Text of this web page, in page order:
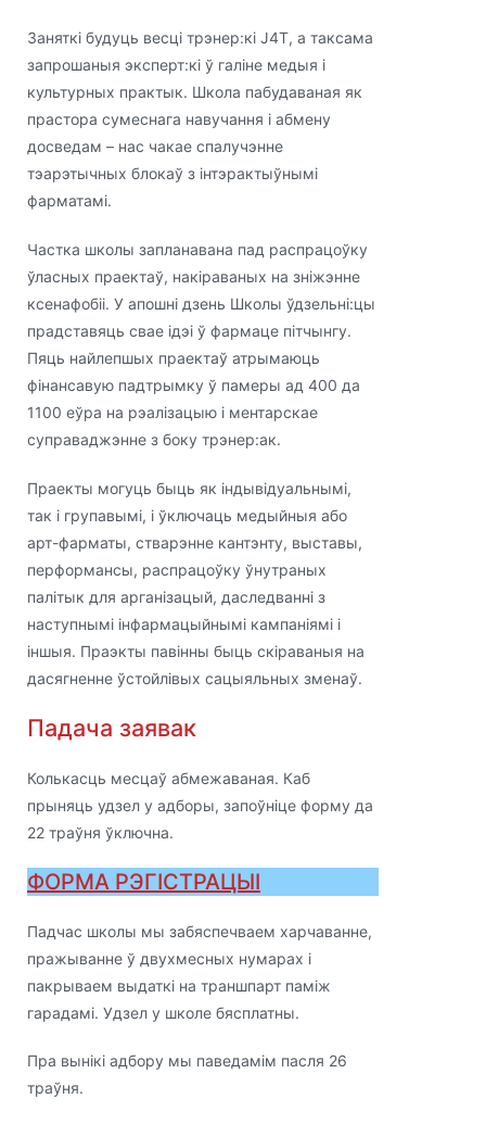
Заняткі будуць весці трэнер:кі J4T, а таксама
запрошаныя эксперт:кі ў галіне медыя і
культурных практык. Школа пабудаваная як
прастора сумеснага навучання і абмену
досведам – нас чакае спалучэнне
тэарэтычных блокаў з інтэрактыўнымі
фарматамі.
Частка школы запланавана пад распрацоўку
ўласных праектаў, накіраваных на зніжэнне
ксенафобіі. У апошні дзень Школы ўдзельні:цы
прадставяць свае ідэі ў фармаце пітчынгу.
Пяць найлепшых праектаў атрымаюць
фінансавую падтрымку ў памеры ад 400 да
1100 еўра на рэалізацыю і ментарскае
суправаджэнне з боку трэнер:ак.
Праекты могуць быць як індывідуальнымі,
так і групавымі, і ўключаць медыйныя або
арт-фарматы, стварэнне кантэнту, выставы,
перформансы, распрацоўку ўнутраных
палітык для арганізацый, даследванні з
наступнымі інфармацыйнымі кампаніямі і
іншыя. Праэкты павінны быць скіраваныя на
дасягненне ўстойлівых сацыяльных зменаў.
Падача заявак
Колькасць месцаў абмежаваная. Каб
прыняць удзел у адборы, запоўніце форму да
22 траўня ўключна.
ФОРМА РЭГІСТРАЦЫІ
Падчас школы мы забяспечваем харчаванне,
пражыванне ў двухмесных нумарах і
пакрываем выдаткі на траншпарт паміж
гарадамі. Удзел у школе бясплатны.
Пра вынікі адбору мы паведамім пасля 26
траўня.